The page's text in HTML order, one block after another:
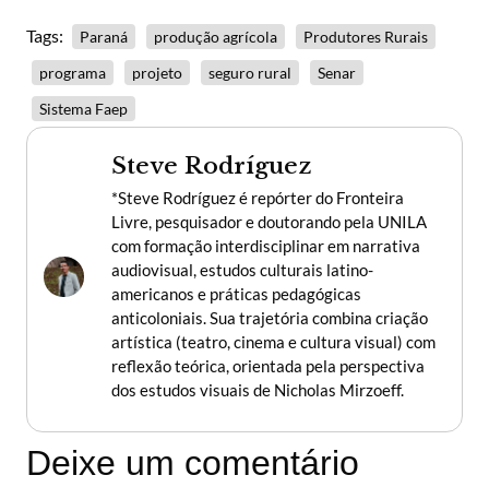
Tags: Paraná produção agrícola
Produtores Rurais
programa
projeto seguro rural
Senar
Sistema Faep
Steve Rodríguez
*Steve Rodríguez é repórter do Fronteira
Livre, pesquisador e doutorando pela UNILA
com formação interdisciplinar em narrativa
audiovisual, estudos culturais latino-
americanos e práticas pedagógicas
anticoloniais. Sua trajetória combina criação
artística (teatro, cinema e cultura visual) com
reflexão teórica, orientada pela perspectiva
dos estudos visuais de Nicholas Mirzoeff.
Deixe um comentário